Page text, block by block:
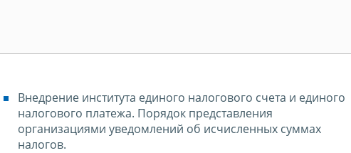
Внедрение института единого налогового счета и единого
налогового платежа. Порядок представления
организациями уведомлений об исчисленных суммах
налогов.